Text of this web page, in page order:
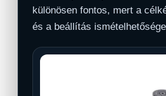
különösen fontos, mert a
és a beállítás